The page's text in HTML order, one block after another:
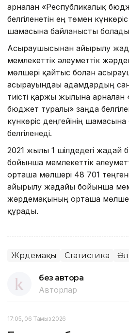
арналған «Республикалық
белгіленетін ең төмен күнкөріс
шамасына байланысты
Асыраушысынан айырылу
мемлекеттік әлеуметтік
мөлшері қайтыс болған
асырауындағы адамдардың
тиісті қаржы жылына
бюджет туралы» заңда
күнкөріс деңгейінің
белгіленеді.
2021 жылғы 1 шілдедегі жағдай
бойынша мемлекеттік
орташа мөлшері 48 701
айырылу жағдайы бойынша
жәрдемақының орташа
құрады.
Жәрдемақы Статистика
без автора
Авторлар
17:05, 06 Тамыз 2026